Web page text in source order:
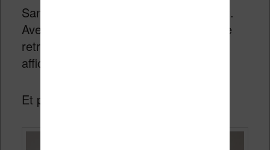
Sans surprise l’écran est vraiment petit.
Avec sa diagonale de 2,7 pouces on ne
retrouve pas beaucoup de place pour
afficher des informations.
Et pourtant cela fonctionne assez bien.